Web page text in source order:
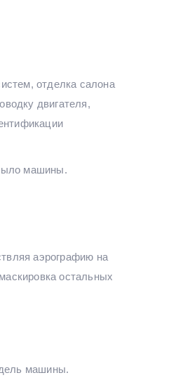
отделка салона
двигателя,
машины.
аэрографию на
остальных
машины.